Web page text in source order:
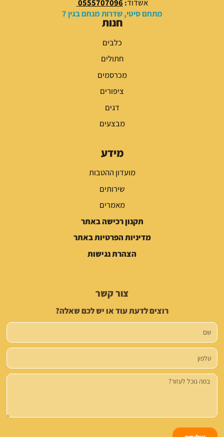
אשדוד:
0555707096
מתחם סיטי, שדרות מנחם בגין 7
חנות
כלבים
חתולים
מכרסמים
ציפורים
דגים
מבצעים
מידע
מועדון ההטבות
שירותים
מאמרים
תקנון רכישה באתר
מדיניות הפרטיות באתר
הצהרת נגישות
צור קשר
רוצים לדעת עוד או יש לכם שאלה?
שם
טלפון
הודעה